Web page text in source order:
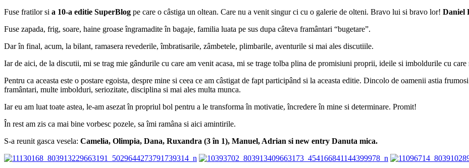
Fuse fratilor si a 10-a editie SuperBlog pe care o câstiga un oltean. Care nu a venit singur ci cu o galerie de olteni. Bravo lui si bravo lor! Daniel
Fuse zapada, frig, soare, haine groase îngramadite în bagaje, familia luata pe sus dupa câteva framântari “bugetare”.
Dar în final, acum, la bilant, ramasera revederile, îmbratisarile, zâmbetele, plimbarile, aventurile si mai ales discutiile.
Iar de aici, de la discutii, mi se trag mie gândurile cu care am venit acasa, mi se trage tolba plina de promisiuni proprii, ideile si imboldurile cu
Pentru ca aceasta este o postare egoista, despre mine si ceea ce am câstigat de fapt participând si la aceasta editie. Dincolo de oamenii astia
framântari, multe imbolduri, seriozitate, disciplina si mai ales multa munca.
Iar eu am luat toate astea, le-am asezat în propriul bol pentru a le transforma în motivatie, încredere în mine si determinare. Promit!
În rest am zis ca mai bine vorbesc pozele, sa îmi ramâna si aici amintirile.
S-a reunit gasca vesela: Camelia, Olimpia, Dana, Ruxandra (3 în 1), Manuel, Adrian si new entry Danuta mica.